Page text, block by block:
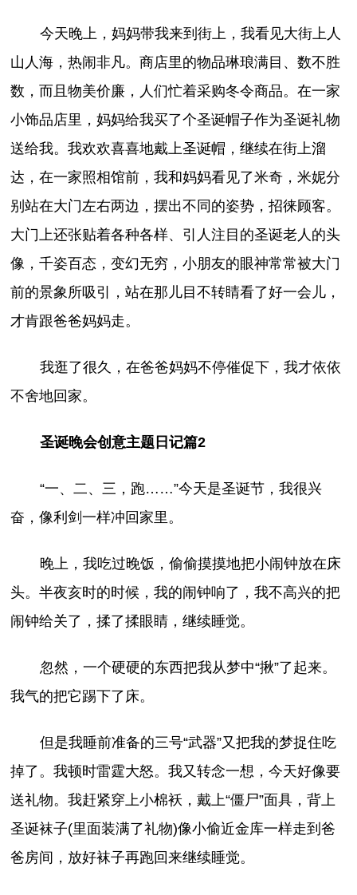
今天晚上，妈妈带我来到街上，我看见大街上人
山人海，热闹非凡。商店里的物品琳琅满目、数不胜
数，而且物美价廉，人们忙着采购冬令商品。在一家
小饰品店里，妈妈给我买了个圣诞帽子作为圣诞礼物
送给我。我欢欢喜喜地戴上圣诞帽，继续在街上溜
达，在一家照相馆前，我和妈妈看见了米奇，米妮分
别站在大门左右两边，摆出不同的姿势，招徕顾客。
大门上还张贴着各种各样、引人注目的圣诞老人的头
像，千姿百态，变幻无穷，小朋友的眼神常常被大门
前的景象所吸引，站在那儿目不转睛看了好一会儿，
才肯跟爸爸妈妈走。
我逛了很久，在爸爸妈妈不停催促下，我才依依
不舍地回家。
圣诞晚会创意主题日记篇2
“一、二、三，跑……”今天是圣诞节，我很兴
奋，像利剑一样冲回家里。
晚上，我吃过晚饭，偷偷摸摸地把小闹钟放在床
头。半夜亥时的时候，我的闹钟响了，我不高兴的把
闹钟给关了，揉了揉眼睛，继续睡觉。
忽然，一个硬硬的东西把我从梦中“揪”了起来。
我气的把它踢下了床。
但是我睡前准备的三号“武器”又把我的梦捉住吃
掉了。我顿时雷霆大怒。我又转念一想，今天好像要
送礼物。我赶紧穿上小棉袄，戴上“僵尸”面具，背上
圣诞袜子(里面装满了礼物)像小偷近金库一样走到爸
爸房间，放好袜子再跑回来继续睡觉。